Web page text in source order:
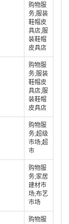
购物服
务;服装
鞋帽皮
具店;服
装鞋帽
皮具店
购物服
务;服装
鞋帽皮
具店;服
装鞋帽
皮具店
购物服
务;超级
市场;超
市
购物服
务;家居
建材市
场;布艺
市场
购物服